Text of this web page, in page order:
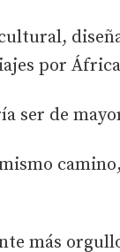
por
ser de
más